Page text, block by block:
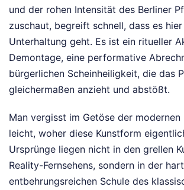
und der rohen Intensität des Berliner
zuschaut, begreift schnell, dass es
Unterhaltung geht. Es ist ein ritueller
Demontage, eine performative
bürgerlichen Scheinheiligkeit, die das
gleichermaßen anzieht und abstößt.
Man vergisst im Getöse der modernen
leicht, woher diese Kunstform
Ursprünge liegen nicht in den grellen
Reality-Fernsehens, sondern in der
entbehrungsreichen Schule des